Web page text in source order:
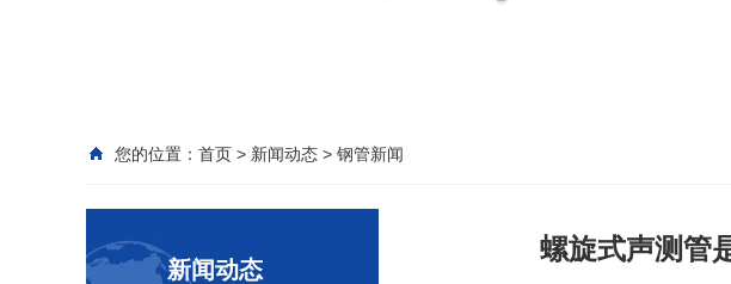
您的位置： 首页 > 新闻动态 > 钢管新闻
新闻动态
螺旋式声测管